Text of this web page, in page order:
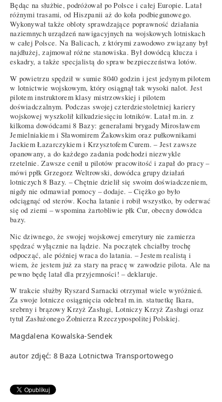
Będąc na służbie, podróżował po Polsce i całej Europie. Latał
różnymi trasami, od Hiszpanii aż do koła podbiegunowego.
Wykonywał także obloty sprawdzające poprawność działania
naziemnych urządzeń nawigacyjnych na wojskowych lotniskach
w całej Polsce. Na Balicach, z którymi zawodowo związany był
najdłużej, zajmował różne stanowiska. Był dowódcą klucza i
eskadry, a także specjalistą do spraw bezpieczeństwa lotów.
W powietrzu spędził w sumie 8040 godzin i jest jedynym pilotem
w lotnictwie wojskowym, który osiągnął tak wysoki nalot. Jest
pilotem instruktorem klasy mistrzowskiej i pilotem
doświadczalnym. Podczas swojej czterdziestoletniej kariery
wojskowej wyszkolił kilkudziesięciu lotników. Latał m.in. z
kilkoma dowódcami 8 Bazy: generałami brygady Mirosławem
Jemielniakiem i Sławomirem Żakowskim oraz pułkownikami
Jackiem Łazarczykiem i Krzysztofem Curem. – Jest zawsze
opanowany, a do każdego zadania podchodzi niezwykle
rzetelnie. Zawsze cenił u pilotów pracowitość i zapał do pracy –
mówi ppłk Grzegorz Weltrowski, dowódca grupy działań
lotniczych 8 Bazy. – Chętnie dzielił się swoim doświadczeniem,
nigdy nie odmawiał pomocy – dodaje. – Ciężko go było
odciągnąć od sterów. Kocha latanie i robił wszystko, by oderwać
się od ziemi – wspomina żartobliwie płk Cur, obecny dowódca
bazy.
Nic dziwnego, że swojej wojskowej emerytury nie zamierza
spędzać wyłącznie na lądzie. Na początek chciałby trochę
odpocząć, ale później wraca do latania. – Jestem realistą i
wiem, że jestem już za stary na pracę w zawodzie pilota. Ale na
pewno będę latał dla przyjemności! – deklaruje.
W trakcie służby Ryszard Sarnacki otrzymał wiele wyróżnień.
Za swoje lotnicze osiągnięcia odebrał m.in. statuetkę Ikara,
srebrny i brązowy Krzyż Zasługi, Lotniczy Krzyż Zasługi oraz
tytuł Zasłużonego Żołnierza Rzeczypospolitej Polskiej.
Magdalena Kowalska-Sendek
autor zdjęć: 8 Baza Lotnictwa Transportowego